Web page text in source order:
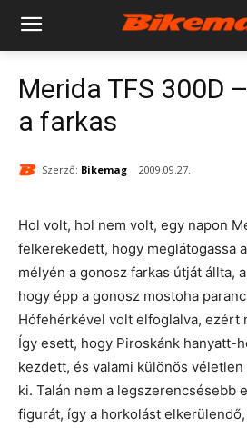
Merida TFS 300D
a farkas
Szerző: Bikemag 2009.09.27.
Hol volt, hol nem volt, egy napon
felkerekedett, hogy meglátogassa
mélyén a gonosz farkas útját állta,
hogy épp a gonosz mostoha
Hófehérkével volt elfoglalva, ezért
Így esett, hogy Piroskánk hanyatt-
kezdett, és valami különös
ki. Talán nem a legszerencsésebb
figurát, így a horkolást